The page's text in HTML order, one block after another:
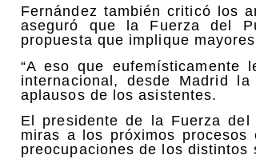
Fernández también criticó los
aseguró que la Fuerza del
propuesta que implique
“A eso que eufemísticamente
internacional, desde Madrid
aplausos de los asistentes.
El presidente de la Fuerza
miras a los próximos
preocupaciones de los distintos